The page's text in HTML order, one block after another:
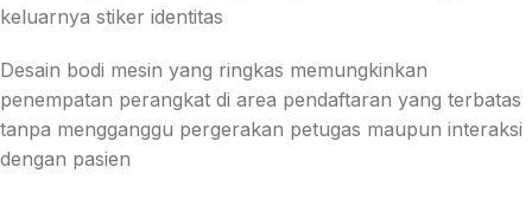
keluarnya stiker identitas
Desain bodi mesin yang ringkas memungkinkan
penempatan perangkat di area pendaftaran yang terbatas
tanpa mengganggu pergerakan petugas maupun interaksi
dengan pasien